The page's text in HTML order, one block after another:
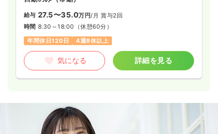
給与 27.5〜35.0万円/月 賞与2回
時間 8:30～18:00 （休憩60分）
年間休日120日
4週8休以上
気になる 詳細を見る